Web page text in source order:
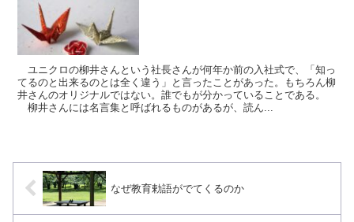
ユニクロの柳井さんという社長さんが何年か前の入社式で、「知っ
てるのと出来るのとは全く違う」と言ったことがあった。もちろん柳
井さんのオリジナルではない。誰でもが分かっていることである。
柳井さんには名言集と呼ばれるものがあるが、読ん...
なぜ教育勅語がでてくるのか